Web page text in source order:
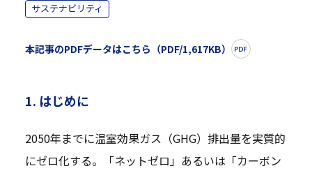
サステナビリティ
本記事のPDFデータはこちら（PDF/1,617KB）
1. はじめに
2050年までに温室効果ガス（GHG）排出量を実質的
にゼロ化する――。「ネットゼロ」あるいは「カーボン